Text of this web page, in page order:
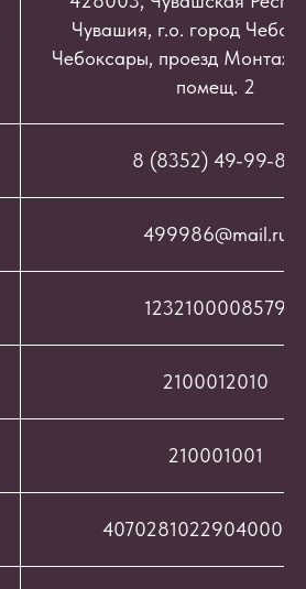
Чувашия, г.о. город
Чебоксары, проезд
помещ. 2
8 (8352) 49-99-86
499986@mail.ru
1232100008579
2100012010
210001001